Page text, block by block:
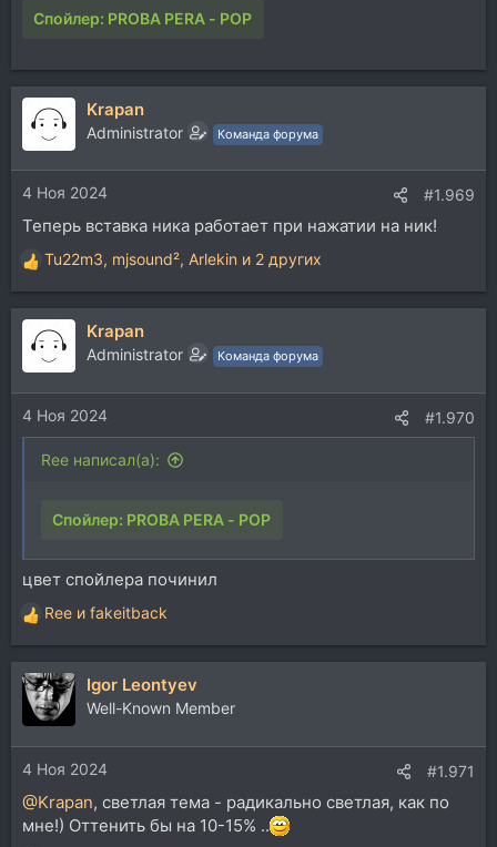
Спойлер: PROBA PERA - POP
Krapan
Administrator Команда форума
4 Ноя 2024 #1.969
Теперь вставка ника работает при нажатии на ник!
Р
е
а
и
и
:
Tu22m3, mjsound², Arlekin и 2 других
Krapan
Administrator Команда форума
4 Ноя 2024 #1.970
Ree написал(а):
Спойлер: PROBA PERA - POP
цвет спойлера починил
Р
е
а
к
ц
и
и
:
Ree и fakeitback
Igor Leontyev
Well-Known Member
4 Ноя 2024 #1.971
@Krapan, светлая тема - радикально светлая, как по
мне!) Оттенить бы на 10-15% ..